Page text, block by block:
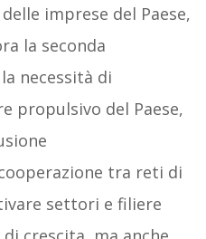
imprese del Paese,
la seconda
la necessità di
propulsivo del Paese,
tra reti di
settori e filiere